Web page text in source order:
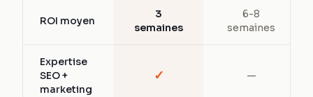
ROI moyen
3
semaines
6-8
semaines
Expertise
SEO +
marketing
✓ —